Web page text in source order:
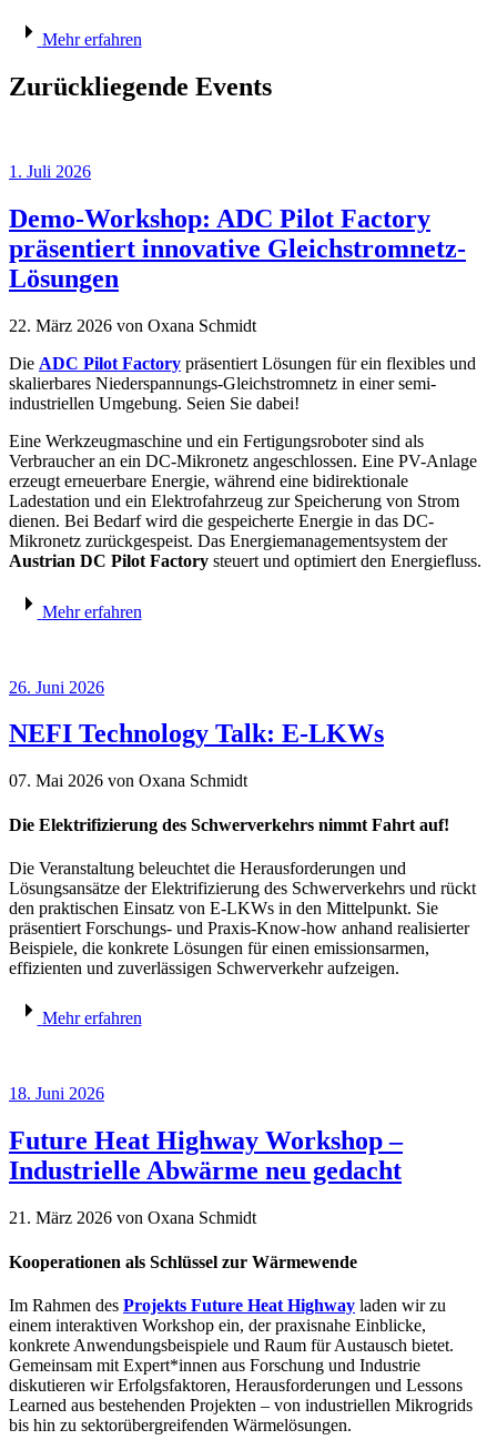
Mehr erfahren
Zurückliegende Events
1. Juli 2026
Demo-Workshop: ADC Pilot Factory
präsentiert innovative Gleichstromnetz-
Lösungen
22. März 2026 von Oxana Schmidt
Die ADC Pilot Factory präsentiert Lösungen für ein flexibles und
skalierbares Niederspannungs-Gleichstromnetz in einer semi-
industriellen Umgebung. Seien Sie dabei!
Eine Werkzeugmaschine und ein Fertigungsroboter sind als
Verbraucher an ein DC-Mikronetz angeschlossen. Eine PV-Anlage
erzeugt erneuerbare Energie, während eine bidirektionale
Ladestation und ein Elektrofahrzeug zur Speicherung von Strom
dienen. Bei Bedarf wird die gespeicherte Energie in das DC-
Mikronetz zurückgespeist. Das Energiemanagementsystem der
Austrian DC Pilot Factory steuert und optimiert den Energiefluss.
Mehr erfahren
26. Juni 2026
NEFI Technology Talk: E-LKWs
07. Mai 2026 von Oxana Schmidt
Die Elektrifizierung des Schwerverkehrs nimmt Fahrt auf!
Die Veranstaltung beleuchtet die Herausforderungen und
Lösungsansätze der Elektrifizierung des Schwerverkehrs und rückt
den praktischen Einsatz von E-LKWs in den Mittelpunkt. Sie
präsentiert Forschungs- und Praxis-Know-how anhand realisierter
Beispiele, die konkrete Lösungen für einen emissionsarmen,
effizienten und zuverlässigen Schwerverkehr aufzeigen.
Mehr erfahren
18. Juni 2026
Future Heat Highway Workshop –
Industrielle Abwärme neu gedacht
21. März 2026 von Oxana Schmidt
Kooperationen als Schlüssel zur Wärmewende
Im Rahmen des Projekts Future Heat Highway laden wir zu
einem interaktiven Workshop ein, der praxisnahe Einblicke,
konkrete Anwendungsbeispiele und Raum für Austausch bietet.
Gemeinsam mit Expert*innen aus Forschung und Industrie
diskutieren wir Erfolgsfaktoren, Herausforderungen und Lessons
Learned aus bestehenden Projekten – von industriellen Mikrogrids
bis hin zu sektorübergreifenden Wärmelösungen.